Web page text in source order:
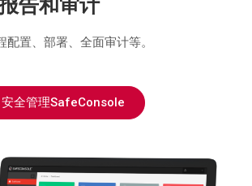
告和审计
置、部署、全面审计等。
安全管理SafeConsole